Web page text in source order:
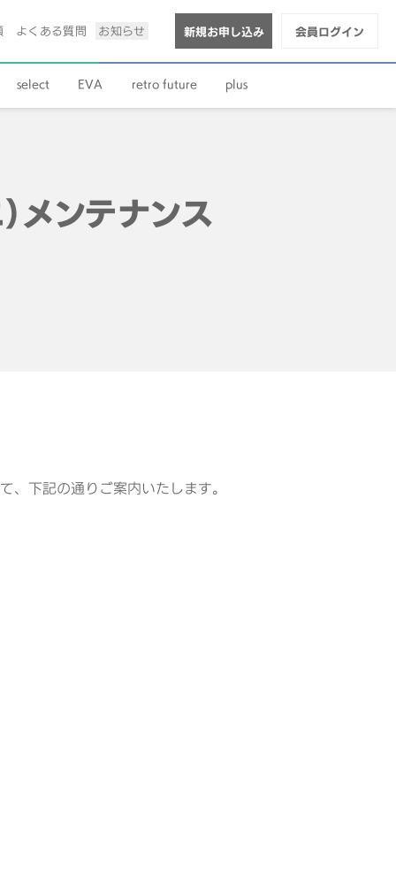
よくある質問 お知らせ 新規お申し込み 会員ログイン
select EVA retro future plus
メンテナンス
下記の通りご案内いたします。